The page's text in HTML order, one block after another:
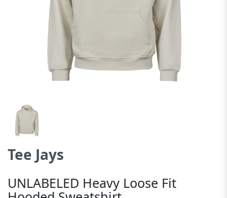
Tee Jays
UNLABELED Heavy Loose Fit